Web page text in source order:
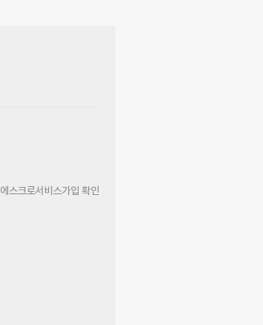
에스크로서비스가입 확인